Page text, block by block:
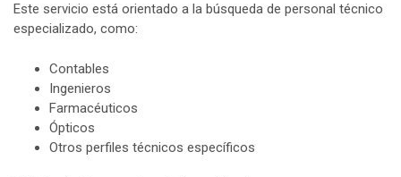
Este servicio está orientado a la búsqueda de personal técnico
especializado, como:
Contables
Ingenieros
Farmacéuticos
Ópticos
Otros perfiles técnicos específicos